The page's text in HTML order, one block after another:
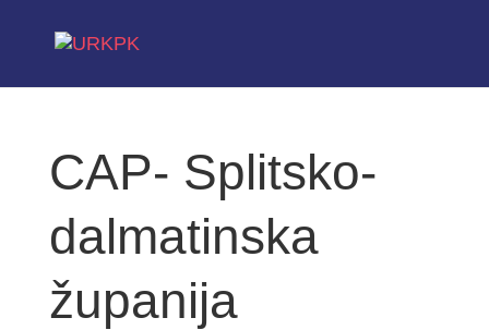
CAP- Splitsko-
dalmatinska
županija